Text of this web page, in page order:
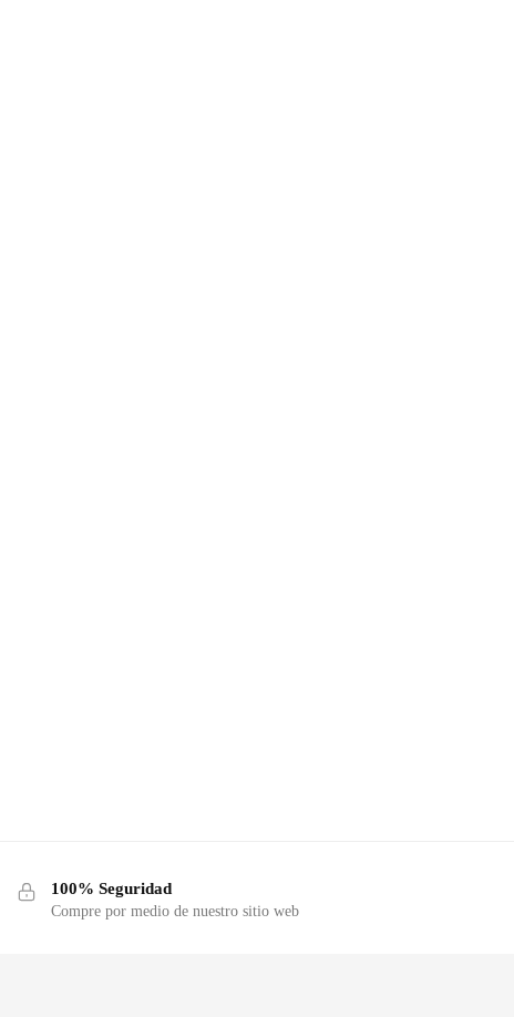
100% Seguridad
Compre por medio de nuestro sitio web